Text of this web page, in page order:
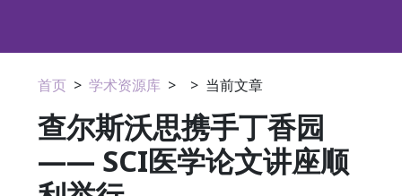
首页 > 学术资源库 > > 当前文章
查尔斯沃思携手丁香园
—— SCI医学论文讲座顺